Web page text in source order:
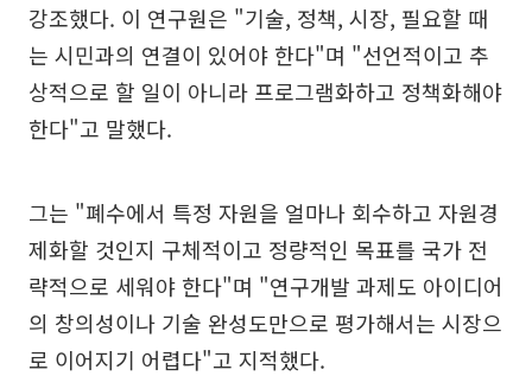
강조했다. 이 연구원은 "기술, 정책, 시장, 필요할 때
는 시민과의 연결이 있어야 한다"며 "선언적이고 추
상적으로 할 일이 아니라 프로그램화하고 정책화해야
한다"고 말했다.
그는 "폐수에서 특정 자원을 얼마나 회수하고 자원경
제화할 것인지 구체적이고 정량적인 목표를 국가 전
략적으로 세워야 한다"며 "연구개발 과제도 아이디어
의 창의성이나 기술 완성도만으로 평가해서는 시장으
로 이어지기 어렵다"고 지적했다.